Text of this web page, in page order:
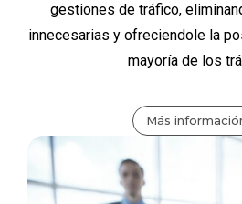
gestiones de tráfico,
innecesarias y ofreciendole la
mayoría de los
Más